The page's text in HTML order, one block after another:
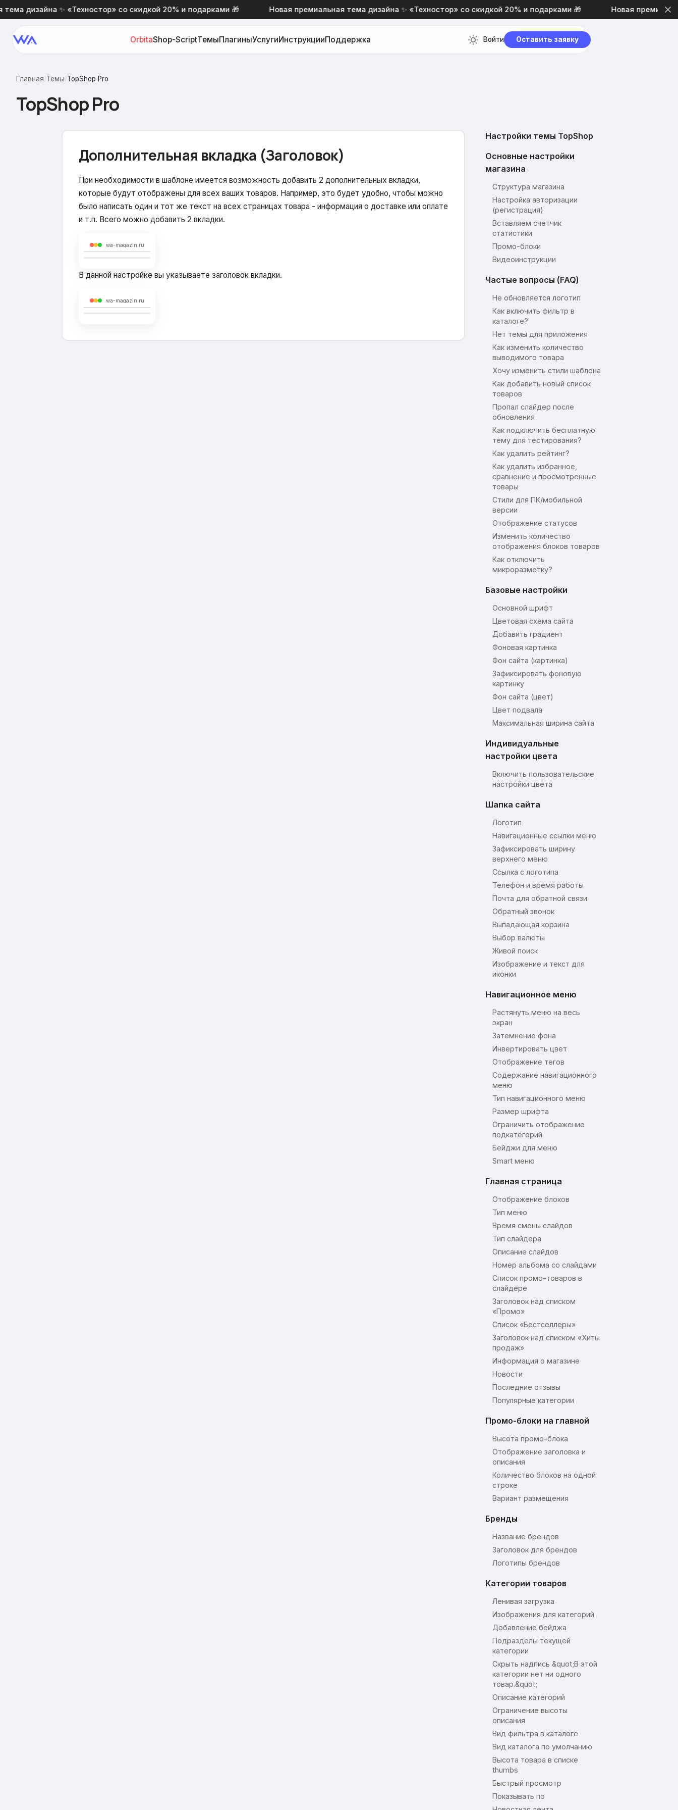
дизайна ✨ «Техностор» со скидкой 20% и подарками 🎁 Новая премиальная тема дизайна ✨ «Техностор» со скидкой 20% и подарками 🎁 Новая премиальная
OrbitaShop-ScriptТемыПлагиныУслугиИнструкцииПоддержка Войти Оставить заявку
Главная/Темы/TopShop Pro
TopShop Pro
Настройки темы TopShop
Основные настройки
магазина
Структура магазина
Настройка авторизации
(регистрация)
Вставляем счетчик
статистики
Промо-блоки
Видеоинструкции
Частые вопросы (FAQ)
Не обновляется логотип
Как включить фильтр в
каталоге?
Нет темы для приложения
Как изменить количество
выводимого товара
Хочу изменить стили шаблона
Как добавить новый список
товаров
Пропал слайдер после
обновления
Как подключить бесплатную
тему для тестирования?
Как удалить рейтинг?
Как удалить избранное,
сравнение и просмотренные
товары
Стили для ПК/мобильной
версии
Отображение статусов
Изменить количество
отображения блоков товаров
Как отключить
микроразметку?
Базовые настройки
Основной шрифт
Цветовая схема сайта
Добавить градиент
Фоновая картинка
Фон сайта (картинка)
Зафиксировать фоновую
картинку
Фон сайта (цвет)
Цвет подвала
Максимальная ширина сайта
Индивидуальные
настройки цвета
Включить пользовательские
настройки цвета
Шапка сайта
Логотип
Навигационные ссылки меню
Зафиксировать ширину
верхнего меню
Ссылка с логотипа
Телефон и время работы
Почта для обратной связи
Обратный звонок
Выпадающая корзина
Выбор валюты
Живой поиск
Изображение и текст для
иконки
Навигационное меню
Растянуть меню на весь
экран
Затемнение фона
Инвертировать цвет
Отображение тегов
Содержание навигационного
меню
Тип навигационного меню
Размер шрифта
Ограничить отображение
подкатегорий
Бейджи для меню
Smart меню
Главная страница
Отображение блоков
Тип меню
Время смены слайдов
Тип слайдера
Описание слайдов
Номер альбома со слайдами
Список промо-товаров в
слайдере
Заголовок над списком
«Промо»
Список «Бестселлеры»
Заголовок над списком «Хиты
продаж»
Информация о магазине
Новости
Последние отзывы
Популярные категории
Промо-блоки на главной
Высота промо-блока
Отображение заголовка и
описания
Количество блоков на одной
строке
Вариант размещения
Бренды
Название брендов
Заголовок для брендов
Логотипы брендов
Категории товаров
Ленивая загрузка
Изображения для категорий
Добавление бейджа
Подразделы текущей
категории
Скрыть надпись &quot;В этой
категории нет ни одного
товар.&quot;
Описание категорий
Ограничение высоты
описания
Вид фильтра в каталоге
Вид каталога по умолчанию
Высота товара в списке
thumbs
Быстрый просмотр
Показывать по
Дополнительная вкладка (Заголовок)
При необходимости в шаблоне имеется возможность добавить 2 дополнительных вкладки,
которые будут отображены для всех ваших товаров. Например, это будет удобно, чтобы можно
было написать один и тот же текст на всех страницах товара - информация о доставке или оплате
и т.п. Всего можно добавить 2 вкладки.
wa-magazin.ru
В данной настройке вы указываете заголовок вкладки.
wa-magazin.ru